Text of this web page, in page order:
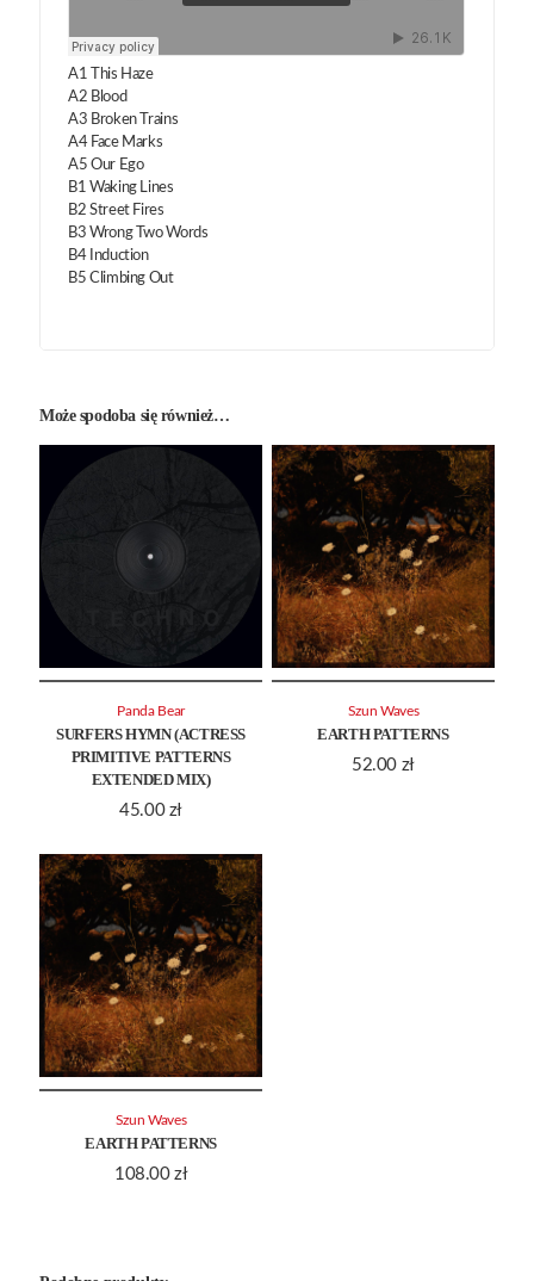
A1 This Haze
A2 Blood
A3 Broken Trains
A4 Face Marks
A5 Our Ego
B1 Waking Lines
B2 Street Fires
B3 Wrong Two Words
B4 Induction
B5 Climbing Out
Może spodoba się również…
SURFERS HYMN (ACTRESS
PRIMITIVE PATTERNS
EXTENDED MIX)
45.00 zł
Panda Bear
EARTH PATTERNS
52.00 zł
Szun Waves
EARTH PATTERNS
108.00 zł
Szun Waves